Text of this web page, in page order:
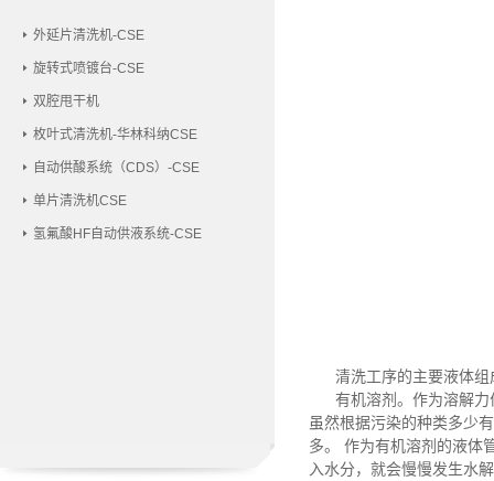
外延片清洗机-CSE
旋转式喷镀台-CSE
双腔甩干机
枚叶式清洗机-华林科纳CSE
自动供酸系统（CDS）-CSE
单片清洗机CSE
氢氟酸HF自动供液系统-CSE
清洗工序的主要液体组
有机溶剂。作为溶解力
虽然根据污染的种类多少
多。 作为有机溶剂的液体
入水分，就会慢慢发生水